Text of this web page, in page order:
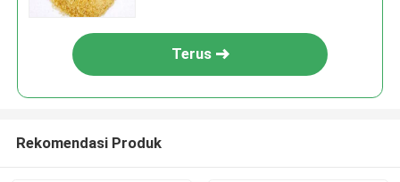
Terus
Rekomendasi Produk